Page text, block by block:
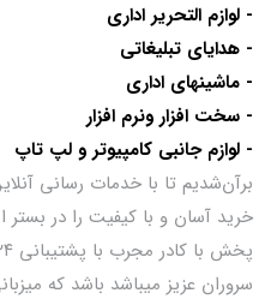
- لوازم التحریر اداری
- هدایای تبلیغاتی
- ماشینهای اداری
- سخت افزار ونرم افزار
- لوازم جانبی کامپیوتر و لپ تاپ
برآن‌شدیم تا با خدمات رسانی
خرید آسان و با کیفیت را در بستر
سروران عزیز میباشد باشد که